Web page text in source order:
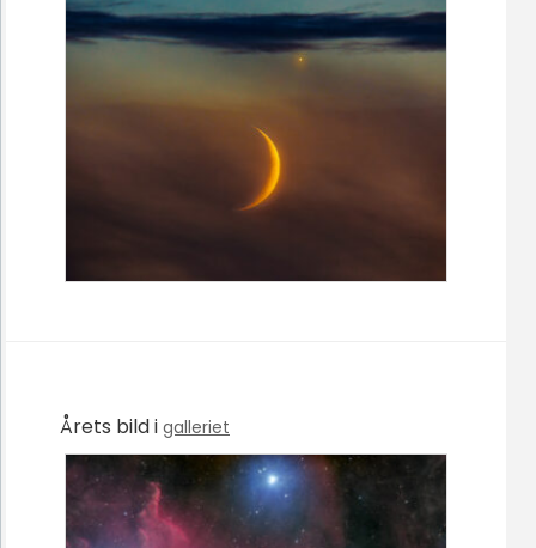
Årets bild i galleriet